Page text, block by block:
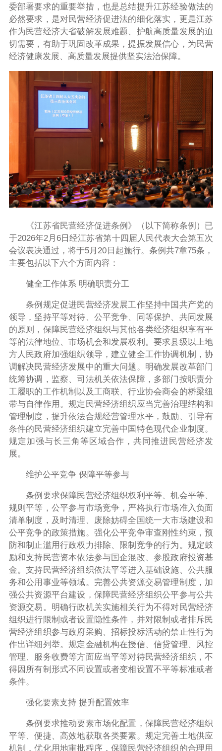
委部署要求的重要举措，也是总结提升江苏经验做法的
必然要求，是对民营经济促进法的细化落实，更是江苏
作为民营经济大省破解发展难题、护航高质量发展的迫
切需要，有助于巩固改革成果，提振发展信心，为民营
经济健康发展、高质量发展提供坚实法治保障。
《江苏省民营经济促进条例》（以下简称条例）已
于2026年2月6日经江苏省第十四届人民代表大会第五次
会议表决通过，将于5月20日起施行。条例共7章75条，
主要包括以下六个方面内容：
健全工作体系 明确职责分工
条例规定促进民营经济发展工作坚持中国共产党的
领导，坚持平等对待、公平竞争、同等保护、共同发展
的原则，保障民营经济组织与其他各类经济组织享有平
等的法律地位、市场机会和发展权利。要求县级以上地
方人民政府加强组织领导，建立健全工作协调机制，协
调解决民营经济发展中的重大问题。明确发展改革部门
统筹协调，监察、司法机关依法保障，多部门按职责分
工履职的工作机制以及工商联、行业协会商会的桥梁纽
带与自律作用。规定民营经济组织应当完善治理结构和
管理制度，提升依法合规经营管理水平，鼓励、引导有
条件的民营经济组织建立完善中国特色现代企业制度。
规定加强与长三角等区域合作，共同推进民营经济发
展。
维护公平竞争 保障平等参与
条例要求保障民营经济组织权利平等、机会平等、
规则平等，公平参与市场竞争，严格执行市场准入负面
清单制度，及时清理、废除妨碍全国统一大市场建设和
公平竞争的政策措施。强化公平竞争审查刚性约束，预
防和制止滥用行政权力排除、限制竞争的行为。规定鼓
励和支持民营资本依法参与国企混改、参股政府投资基
金。支持民营经济组织依法平等进入基础设施、公共服
务和公用事业等领域。完善公共资源交易管理制度，加
强公共资源平台建设，保障民营经济组织公平参与公共
资源交易。明确行政机关实施相关行为不得对民营经济
组织进行限制或者设置隐性条件，并对限制或者排斥民
营经济组织参与政府采购、招标投标活动的禁止性行为
作出详细列举。规定金融机构在授信、信贷管理、风控
管理、服务收费等方面应当平等对待民营经济组织，不
得因所有制形式不同设置或者变相设置不平等标准或者
条件。
强化要素支持 提升配置效率
条例要求推动要素市场化配置，保障民营经济组织
平等、便捷、高效地获取各类要素。规定完善土地供应
机制，优化用地审批程序，保障民营经济组织的合理用